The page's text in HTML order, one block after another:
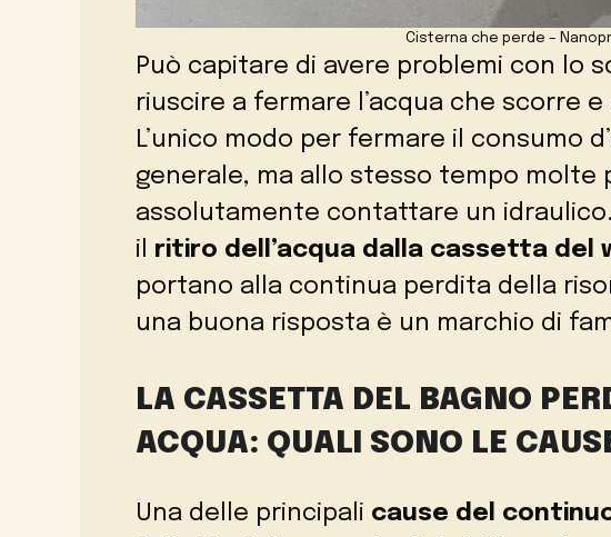
Cisterna che perde –
Può capitare di avere problemi con lo
riuscire a fermare l’acqua che scorre
L’unico modo per fermare il consumo
generale, ma allo stesso tempo molte
assolutamente contattare un
il ritiro dell’acqua dalla cassetta del
portano alla continua perdita della
una buona risposta è un marchio di
LA CASSETTA DEL BAGNO
ACQUA: QUALI SONO LE
Una delle principali cause del